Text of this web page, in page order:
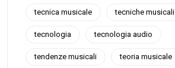
tecnica musicale tecniche musicali
tecnologia tecnologia audio
tendenze musicali teoria musicale